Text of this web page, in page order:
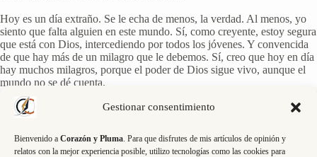
Gestionar consentimiento
Bienvenido a Corazón y Pluma. Para que disfrutes de mis artículos de opinión y
relatos con la mejor experiencia posible, utilizo tecnologías como las cookies para
Hoy es un día extraño. Se le echa de menos, la verdad. Al menos, yo
siento que falta alguien en este mundo. Sí, como creyente, estoy segura
que está con Dios, intercediendo por todos los jóvenes. Y convencida
de que hay más de un milagro que le debemos. Sí, creo que hoy en día
hay muchos milagros, porque el poder de Dios sigue vivo, aunque el
mundo no se dé cuenta.
No voy a escribir mucho más. Creo que hoy es un día para recordar a
un ser humano excepcional.